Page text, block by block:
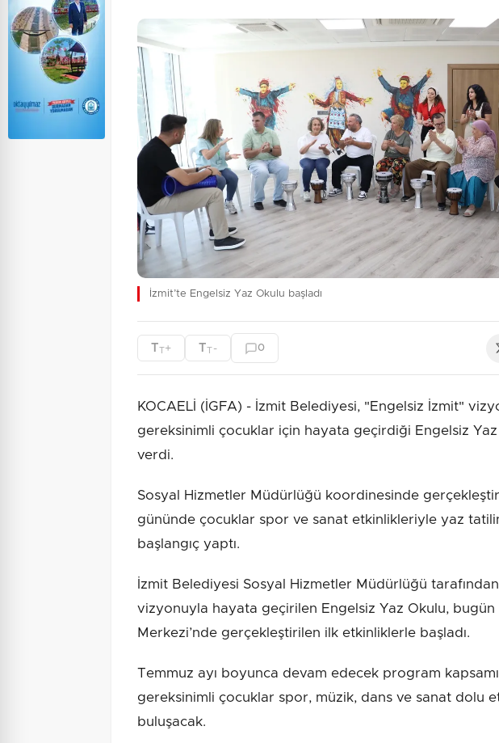
İzmit’te Engelsiz Yaz Okulu başladı
TT+ TT - 0
KOCAELİ (İGFA) - İzmit Belediyesi, "Engelsiz İzmit"
gereksinimli çocuklar için hayata geçirdiği Engelsiz Yaz
verdi.
Sosyal Hizmetler Müdürlüğü koordinesinde
gününde çocuklar spor ve sanat etkinlikleriyle yaz
başlangıç yaptı.
İzmit Belediyesi Sosyal Hizmetler Müdürlüğü
vizyonuyla hayata geçirilen Engelsiz Yaz Okulu, bugün
Merkezi’nde gerçekleştirilen ilk etkinliklerle başladı.
Temmuz ayı boyunca devam edecek program
gereksinimli çocuklar spor, müzik, dans ve sanat dolu
buluşacak.